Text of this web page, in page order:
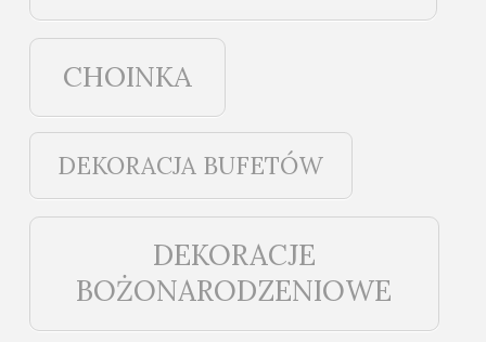
CHOINKA
DEKORACJA BUFETÓW
DEKORACJE
BOŻONARODZENIOWE